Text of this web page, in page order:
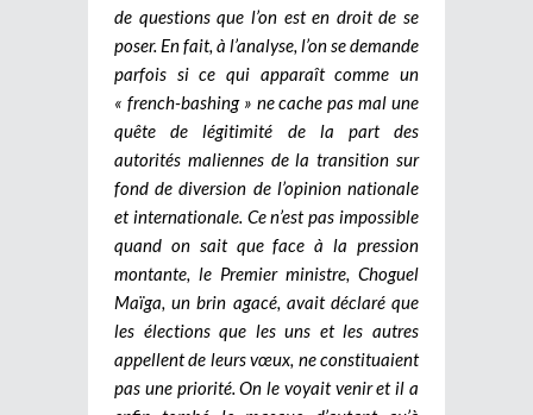
de questions que l’on est en droit de se
poser. En fait, à l’analyse, l’on se demande
parfois si ce qui apparaît comme un
« french-bashing » ne cache pas mal une
quête de légitimité de la part des
autorités maliennes de la transition sur
fond de diversion de l’opinion nationale
et internationale. Ce n’est pas impossible
quand on sait que face à la pression
montante, le Premier ministre, Choguel
Maïga, un brin agacé, avait déclaré que
les élections que les uns et les autres
appellent de leurs vœux, ne constituaient
pas une priorité. On le voyait venir et il a